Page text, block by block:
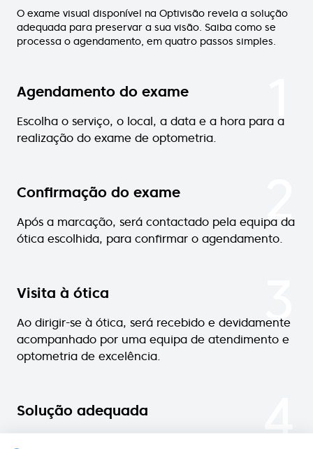
O exame visual disponível na Optivisão revela a solução
adequada para preservar a sua visão. Saiba como se
processa o agendamento, em quatro passos simples.
Agendamento do exame
Escolha o serviço, o local, a data e a hora para a
realização do exame de optometria.
1
Confirmação do exame
Após a marcação, será contactado pela equipa da
ótica escolhida, para confirmar o agendamento.
2
Visita à ótica
Ao dirigir-se à ótica, será recebido e devidamente
acompanhado por uma equipa de atendimento e
optometria de excelência.
3
Solução adequada